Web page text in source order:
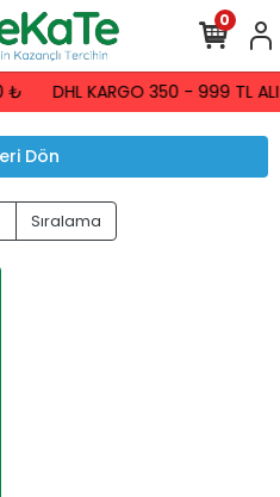
₺ DHL KARGO 350 - 999 TL
0
Dön
Sıralama